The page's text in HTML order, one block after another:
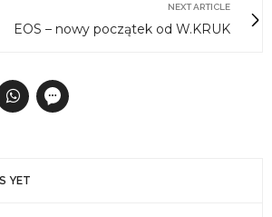
NEXT ARTICLE
EOS – nowy początek od W.KRUK
YET